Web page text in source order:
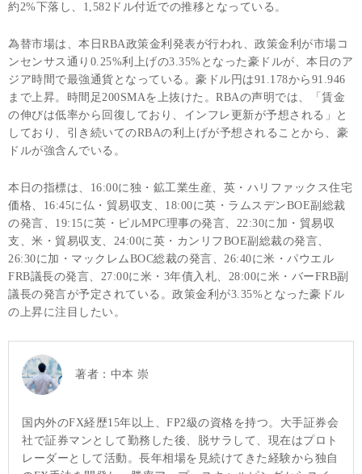
約2%下落し、1,582ドル付近での推移となっている。
為替市場は、本日RBA政策金利発表が行われ、政策金利が市場コ
ンセンサス通り0.25%利上げの3.35%となった豪ドルが、本日のア
ジア時間で最強通貨となっている。豪ドル円は91.178から91.946
まで上昇。時間足200SMAを上抜けた。RBAの声明では、「賃金
の伸びは低率から回復しており、インフレ更新が予想される」と
しており、引き続いてのRBAの利上げが予想されることから、豪
ドルが強含んでいる。
本日の指標は、16:00に独・鉱工業生産、英・ハリファックス住宅
価格、16:45に仏・貿易収支、18:00に英・ラムスデンBOE副総裁
の発言、19:15に英・ピルMPC理事の発言、22:30に加・貿易収
支、米・貿易収支、24:00に英・カンリフBOE副総裁の発言、
26:30に加・マックレムBOC総裁の発言、26:40に米・パウエル
FRB議長の発言、27:00に米・3年債入札、28:00に米・バーFRB副
議長の発言が予定されている。政策金利が3.35%となった豪ドル
の上昇に注目したい。
著者： 中本 崇
国内外のFX経歴15年以上、FP2級の資格を持つ。大手証券会
社で証券マンとして勤務した後、脱サラして、現在はプロト
レーダーとして活動。長年相場を見続けてきた経験から独自